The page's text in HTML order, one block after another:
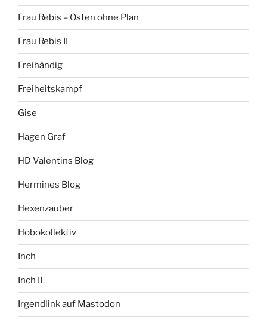
Frau Rebis – Osten ohne Plan
Frau Rebis II
Freihändig
Freiheitskampf
Gise
Hagen Graf
HD Valentins Blog
Hermines Blog
Hexenzauber
Hobokollektiv
Inch
Inch II
Irgendlink auf Mastodon